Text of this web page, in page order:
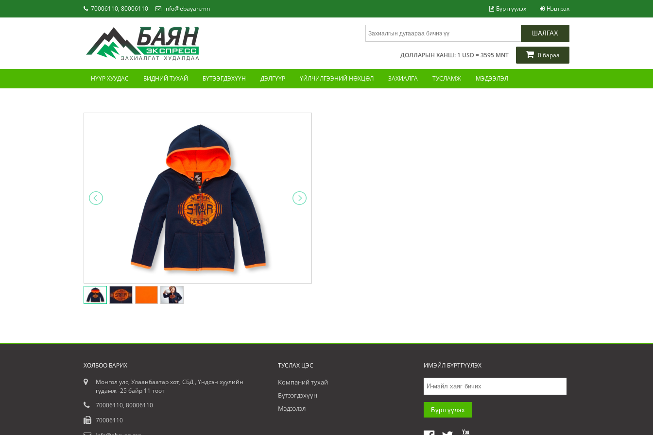
70006110, 80006110 info@ebayan.mn Бүртгүүлэх Нэвтрэх
ШАЛГАХ
0 бараа
ДОЛЛАРЫН ХАНШ: 1 USD = 3595 MNT
НҮҮР ХУУДАС БИДНИЙ ТУХАЙ БҮТЭЭГДЭХҮҮН ДЭЛГҮҮР ҮЙЛЧИЛГЭЭНИЙ НӨХЦӨЛ ЗАХИАЛГА ТУСЛАМЖ МЭДЭЭЛЭЛ
ХОЛБОО БАРИХ
Монгол улс, Улаанбаатар хот, СБД , Үндсэн хуулийн
гудамж -25 байр 11 тоот
70006110, 80006110
70006110
ТУСЛАХ ЦЭС
Компаний тухай
Бүтээгдэхүүн
Мэдээлэл
ИМЭЙЛ БҮРТГҮҮЛЭХ